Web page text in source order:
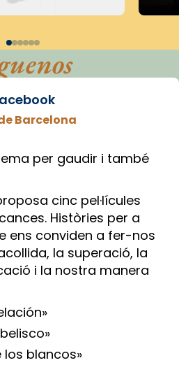
Barcelona
per gaudir i també
cinc pel·lícules
Històries per a
ens conviden a fer-nos
la superació, la
i la nostra manera
los blancos»